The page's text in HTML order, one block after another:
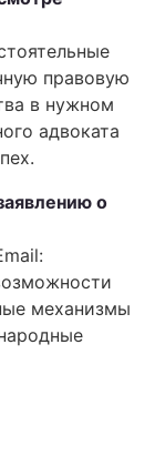
правовую
в нужном
адвоката
о
механизмы